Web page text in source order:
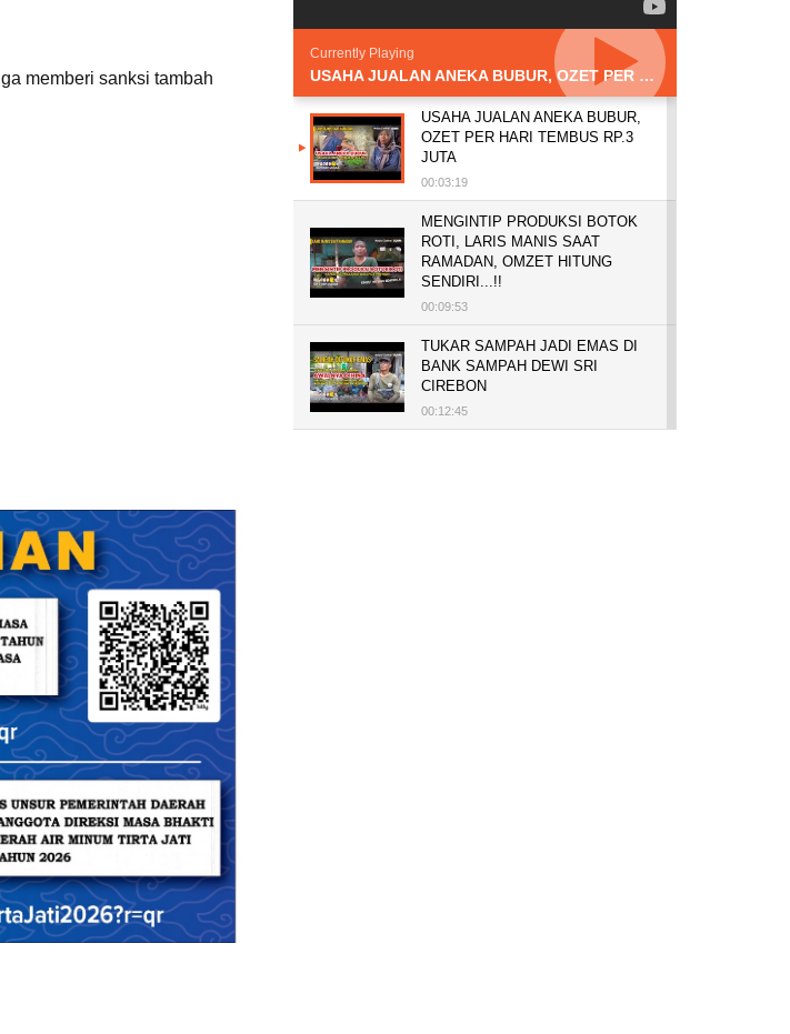
memberi sanksi tambah
Currently Playing
USAHA JUALAN ANEKA BUBUR, OZET PER HARI TEMBUS RP.3 JUTA
USAHA JUALAN ANEKA BUBUR,
OZET PER HARI TEMBUS RP.3
JUTA
00:03:19
MENGINTIP PRODUKSI BOTOK
ROTI, LARIS MANIS SAAT
RAMADAN, OMZET HITUNG
SENDIRI...!!
00:09:53
TUKAR SAMPAH JADI EMAS DI
BANK SAMPAH DEWI SRI
CIREBON
00:12:45